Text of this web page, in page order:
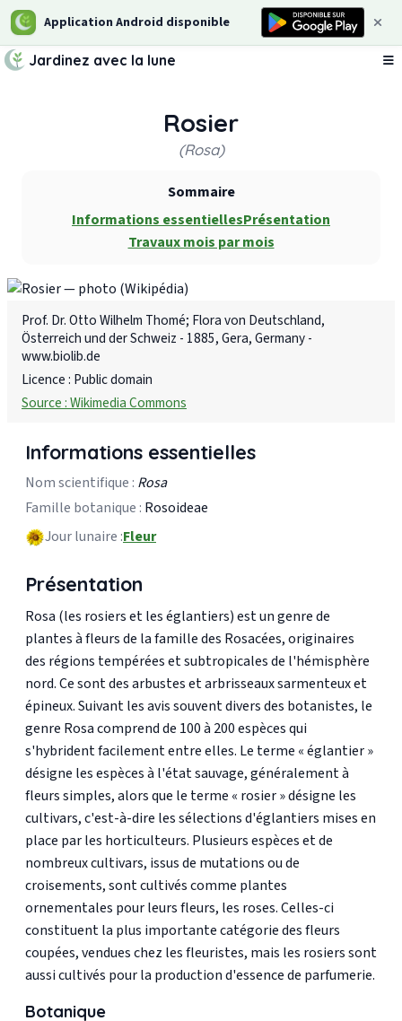
Application Android disponible
Jardinez avec la lune
Rosier
(Rosa)
Sommaire
Informations essentiellesPrésentation
Travaux mois par mois
Prof. Dr. Otto Wilhelm Thomé; Flora von Deutschland,
Österreich und der Schweiz - 1885, Gera, Germany -
www.biolib.de
Licence : Public domain
Source : Wikimedia Commons
Informations essentielles
Nom scientifique : Rosa
Famille botanique : Rosoideae
Jour lunaire :Fleur
Présentation
Rosa (les rosiers et les églantiers) est un genre de
plantes à fleurs de la famille des Rosacées, originaires
des régions tempérées et subtropicales de l'hémisphère
nord. Ce sont des arbustes et arbrisseaux sarmenteux et
épineux. Suivant les avis souvent divers des botanistes, le
genre Rosa comprend de 100 à 200 espèces qui
s'hybrident facilement entre elles. Le terme « églantier »
désigne les espèces à l'état sauvage, généralement à
fleurs simples, alors que le terme « rosier » désigne les
cultivars, c'est-à-dire les sélections d'églantiers mises en
place par les horticulteurs. Plusieurs espèces et de
nombreux cultivars, issus de mutations ou de
croisements, sont cultivés comme plantes
ornementales pour leurs fleurs, les roses. Celles-ci
constituent la plus importante catégorie des fleurs
coupées, vendues chez les fleuristes, mais les rosiers sont
aussi cultivés pour la production d'essence de parfumerie.
Botanique